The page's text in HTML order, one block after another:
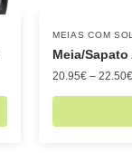
MEIAS COM
Meia/Sapato
20.95€ – 22.50€